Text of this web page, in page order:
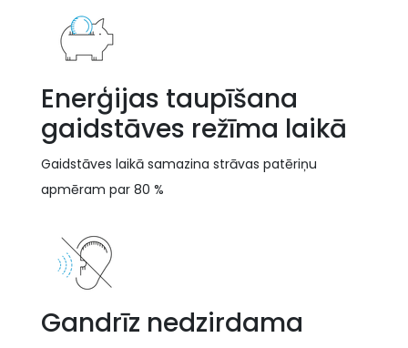
Enerģijas taupīšana
gaidstāves režīma laikā
Gaidstāves laikā samazina strāvas patēriņu
apmēram par 80 %
Gandrīz nedzirdama